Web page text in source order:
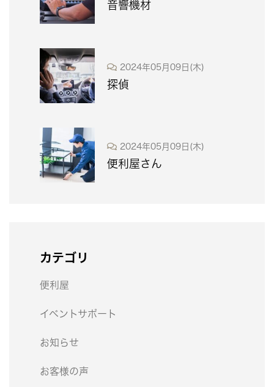
音響機材
2024年05月09日(木)
探偵
2024年05月09日(木)
便利屋さん
カテゴリ
便利屋
イベントサポート
お知らせ
お客様の声